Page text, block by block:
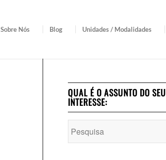
Sobre Nós Blog Unidades / Modalidades
QUAL É O ASSUNTO DO SEU
INTERESSE: